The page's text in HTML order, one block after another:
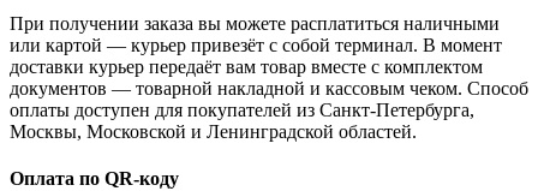
При получении заказа вы можете расплатиться наличными
или картой — курьер привезёт с собой терминал. В момент
доставки курьер передаёт вам товар вместе с комплектом
документов — товарной накладной и кассовым чеком. Способ
оплаты доступен для покупателей из Санкт-Петербурга,
Москвы, Московской и Ленинградской областей.
Оплата по QR-коду